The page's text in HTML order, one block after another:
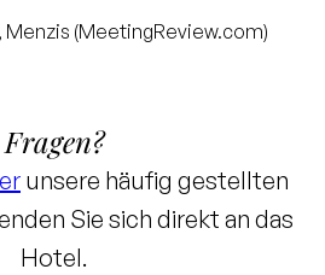
Menzis (MeetingReview.com)
Fragen?
unsere häufig gestellten
Sie sich direkt an das
Hotel.